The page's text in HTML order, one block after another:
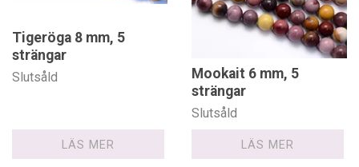
Tigeröga 8 mm, 5
strängar
Slutsåld
LÄS MER
Mookait 6 mm, 5
strängar
Slutsåld
LÄS MER